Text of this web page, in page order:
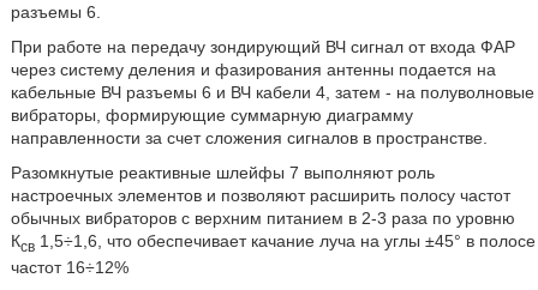
разъемы 6.
При работе на передачу зондирующий ВЧ сигнал от входа ФАР
через систему деления и фазирования антенны подается на
кабельные ВЧ разъемы 6 и ВЧ кабели 4, затем - на полуволновые
вибраторы, формирующие суммарную диаграмму
направленности за счет сложения сигналов в пространстве.
Разомкнутые реактивные шлейфы 7 выполняют роль
настроечных элементов и позволяют расширить полосу частот
обычных вибраторов с верхним питанием в 2-3 раза по уровню
Ксв1,5÷1,6, что обеспечивает качание луча на углы ±45° в полосе
частот 16÷12%